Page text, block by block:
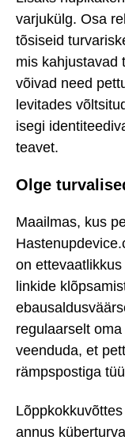
varjukülg. Osa
tõsiseid
mis kahjustavad
võivad need
levitades
isegi
teavet.
Olge
Maailmas, kus
on
linkide
regulaarselt
veenduda, et
rämpspostiga
annus